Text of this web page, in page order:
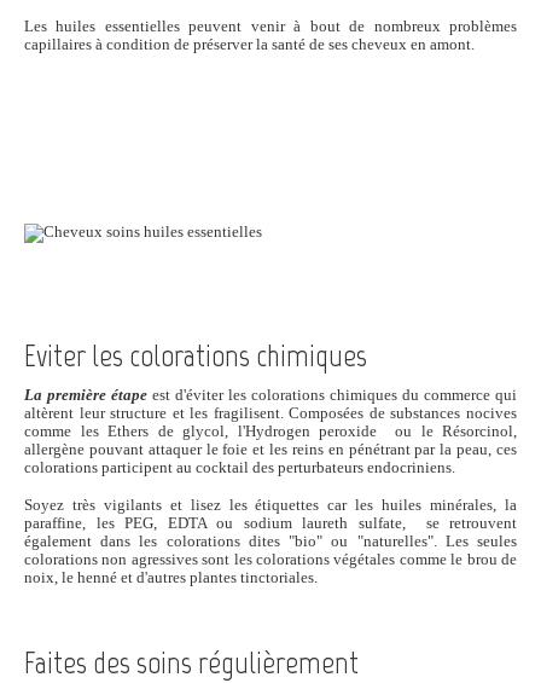
Les huiles essentielles peuvent venir à bout de nombreux problèmes
capillaires à condition de préserver la santé de ses cheveux en amont.
Eviter les colorations chimiques
La première étape est d'éviter les colorations chimiques du commerce qui
altèrent leur structure et les fragilisent. Composées de substances nocives
comme les Ethers de glycol, l'Hydrogen peroxide ou le Résorcinol,
allergène pouvant attaquer le foie et les reins en pénétrant par la peau, ces
colorations participent au cocktail des perturbateurs endocriniens.
Soyez très vigilants et lisez les étiquettes car les huiles minérales, la
paraffine, les PEG, EDTA ou sodium laureth sulfate, se retrouvent
également dans les colorations dites "bio" ou "naturelles". Les seules
colorations non agressives sont les colorations végétales comme le brou de
noix, le henné et d'autres plantes tinctoriales.
Faites des soins régulièrement